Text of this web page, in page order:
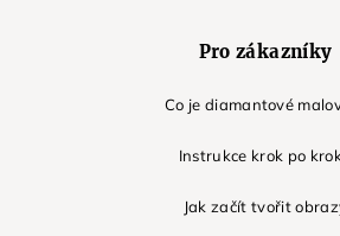
Pro zákazníky
Co je diamantové
Instrukce krok po
Jak začít tvořit